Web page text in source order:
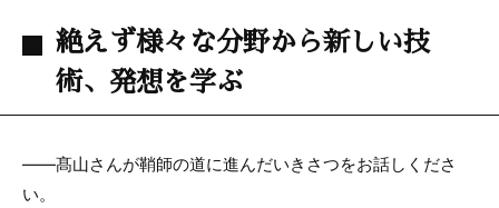
絶えず様々な分野から新しい技
術、発想を学ぶ
——髙山さんが鞘師の道に進んだいきさつをお話しくださ
い。